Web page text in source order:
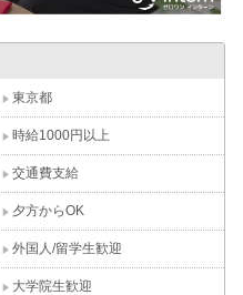
東京都
時給1000円以上
交通費支給
夕方からOK
外国人/留学生歓迎
大学院生歓迎